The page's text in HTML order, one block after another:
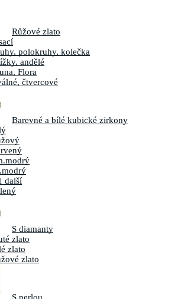
Růžové zlato
polokruhy, kolečka
andělé
Flora
čtvercové
Barevné a bílé kubické zirkony
další
S diamanty
zlato
zlato
zlato